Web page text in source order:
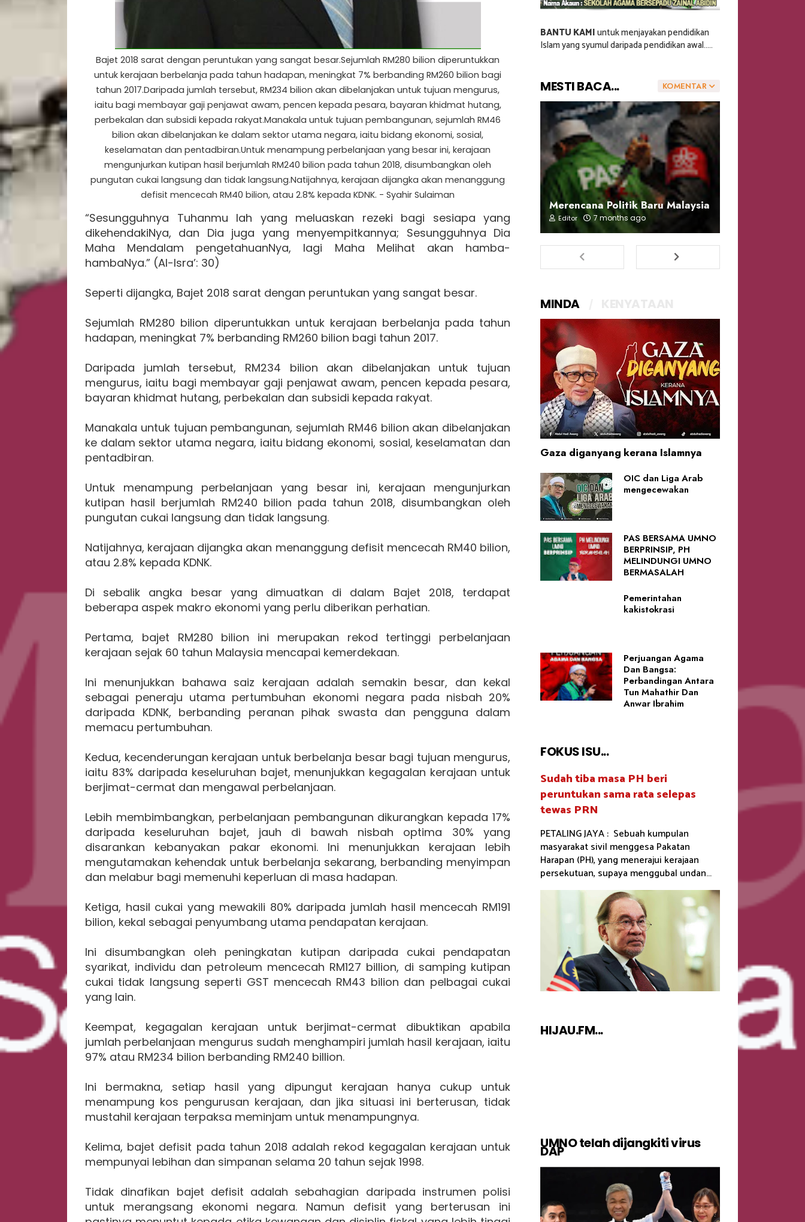
Bajet 2018 sarat dengan peruntukan yang sangat besar.Sejumlah RM280 bilion diperuntukkan
untuk kerajaan berbelanja pada tahun hadapan, meningkat 7% berbanding RM260 bilion bagi
tahun 2017.Daripada jumlah tersebut, RM234 bilion akan dibelanjakan untuk tujuan mengurus,
iaitu bagi membayar gaji penjawat awam, pencen kepada pesara, bayaran khidmat hutang,
perbekalan dan subsidi kepada rakyat.Manakala untuk tujuan pembangunan, sejumlah RM46
bilion akan dibelanjakan ke dalam sektor utama negara, iaitu bidang ekonomi, sosial,
keselamatan dan pentadbiran.Untuk menampung perbelanjaan yang besar ini, kerajaan
mengunjurkan kutipan hasil berjumlah RM240 bilion pada tahun 2018, disumbangkan oleh
pungutan cukai langsung dan tidak langsung.Natijahnya, kerajaan dijangka akan menanggung
defisit mencecah RM40 bilion, atau 2.8% kepada KDNK. - Syahir Sulaiman
“Sesungguhnya Tuhanmu lah yang meluaskan rezeki bagi sesiapa yang
dikehendakiNya, dan Dia juga yang menyempitkannya; Sesungguhnya Dia
Maha Mendalam pengetahuanNya, lagi Maha Melihat akan hamba-
hambaNya.” (Al-Isra’: 30)
Seperti dijangka, Bajet 2018 sarat dengan peruntukan yang sangat besar.
Sejumlah RM280 bilion diperuntukkan untuk kerajaan berbelanja pada tahun
hadapan, meningkat 7% berbanding RM260 bilion bagi tahun 2017.
Daripada jumlah tersebut, RM234 bilion akan dibelanjakan untuk tujuan
mengurus, iaitu bagi membayar gaji penjawat awam, pencen kepada pesara,
bayaran khidmat hutang, perbekalan dan subsidi kepada rakyat.
Manakala untuk tujuan pembangunan, sejumlah RM46 bilion akan dibelanjakan
ke dalam sektor utama negara, iaitu bidang ekonomi, sosial, keselamatan dan
pentadbiran.
Untuk menampung perbelanjaan yang besar ini, kerajaan mengunjurkan
kutipan hasil berjumlah RM240 bilion pada tahun 2018, disumbangkan oleh
pungutan cukai langsung dan tidak langsung.
Natijahnya, kerajaan dijangka akan menanggung defisit mencecah RM40 bilion,
atau 2.8% kepada KDNK.
Di sebalik angka besar yang dimuatkan di dalam Bajet 2018, terdapat
beberapa aspek makro ekonomi yang perlu diberikan perhatian.
Pertama, bajet RM280 bilion ini merupakan rekod tertinggi perbelanjaan
kerajaan sejak 60 tahun Malaysia mencapai kemerdekaan.
Ini menunjukkan bahawa saiz kerajaan adalah semakin besar, dan kekal
sebagai peneraju utama pertumbuhan ekonomi negara pada nisbah 20%
daripada KDNK, berbanding peranan pihak swasta dan pengguna dalam
memacu pertumbuhan.
Kedua, kecenderungan kerajaan untuk berbelanja besar bagi tujuan mengurus,
iaitu 83% daripada keseluruhan bajet, menunjukkan kegagalan kerajaan untuk
berjimat-cermat dan mengawal perbelanjaan.
Lebih membimbangkan, perbelanjaan pembangunan dikurangkan kepada 17%
daripada keseluruhan bajet, jauh di bawah nisbah optima 30% yang
disarankan kebanyakan pakar ekonomi. Ini menunjukkan kerajaan lebih
mengutamakan kehendak untuk berbelanja sekarang, berbanding menyimpan
dan melabur bagi memenuhi keperluan di masa hadapan.
Ketiga, hasil cukai yang mewakili 80% daripada jumlah hasil mencecah RM191
bilion, kekal sebagai penyumbang utama pendapatan kerajaan.
Ini disumbangkan oleh peningkatan kutipan daripada cukai pendapatan
syarikat, individu dan petroleum mencecah RM127 billion, di samping kutipan
cukai tidak langsung seperti GST mencecah RM43 bilion dan pelbagai cukai
yang lain.
Keempat, kegagalan kerajaan untuk berjimat-cermat dibuktikan apabila
jumlah perbelanjaan mengurus sudah menghampiri jumlah hasil kerajaan, iaitu
97% atau RM234 bilion berbanding RM240 billion.
Ini bermakna, setiap hasil yang dipungut kerajaan hanya cukup untuk
menampung kos pengurusan kerajaan, dan jika situasi ini berterusan, tidak
mustahil kerajaan terpaksa meminjam untuk menampungnya.
Kelima, bajet defisit pada tahun 2018 adalah rekod kegagalan kerajaan untuk
mempunyai lebihan dan simpanan selama 20 tahun sejak 1998.
Tidak dinafikan bajet defisit adalah sebahagian daripada instrumen polisi
untuk merangsang ekonomi negara. Namun defisit yang berterusan ini
BANTU KAMIuntuk menjayakan pendidikan
Islam yang syumul daripada pendidikan awal.....
KOMENTAR
MESTI BACA...
Merencana Politik Baru Malaysia
Editor 7 months ago
MINDA
Gaza diganyang kerana Islamnya
OIC dan Liga Arab
mengecewakan
PAS BERSAMA UMNO
BERPRINSIP, PH
MELINDUNGI UMNO
BERMASALAH
Pemerintahan
kakistokrasi
Perjuangan Agama
Dan Bangsa:
Perbandingan Antara
Tun Mahathir Dan
Anwar Ibrahim
FOKUS ISU...
Sudah tiba masa PH beri
peruntukan sama rata selepas
tewas PRN
PETALING JAYA : Sebuah kumpulan
masyarakat sivil menggesa Pakatan
Harapan (PH), yang menerajui kerajaan
persekutuan, supaya menggubal undan...
HIJAU.FM...
UMNO telah dijangkiti virus
DAP